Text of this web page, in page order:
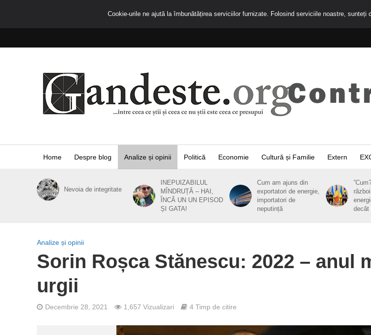
Home Despre blog Analize și opinii Politică Economie Cultură și Familie Extern
Nevoia de integritate
INEPUIZABILUL
MÎNDRUȚĂ – HAI,
ÎNCĂ UN UN EPISOD
ȘI GATA!
Cum am ajuns din
exportatori de energie,
importatori de
neputință
decât
Analize și opinii
Sorin Roșca Stănescu: 2022 – anul
urgii
Decembrie 28, 2021 1,657 Vizualizari 4 Timp de citire
Cookie-urile ne ajută la îmbunătățirea serviciilor furnizate. Folosind serviciile noastre, sunteți